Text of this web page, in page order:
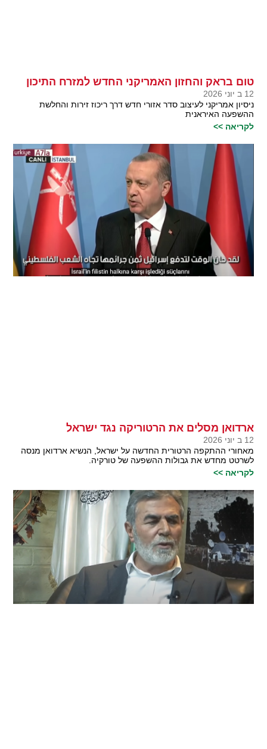
טום בראק והחזון האמריקני החדש למזרח התיכון
12 ב יוני 2026
ניסיון אמריקני לעיצוב סדר אזורי חדש דרך ריכוז זירות והחלשת
ההשפעה האיראנית
לקריאה >>
ארדואן מסלים את הרטוריקה נגד ישראל
12 ב יוני 2026
מאחורי ההתקפה הרטורית החדשה על ישראל, הנשיא ארדואן מנסה
לשרטט מחדש את גבולות ההשפעה של טורקיה.
לקריאה >>